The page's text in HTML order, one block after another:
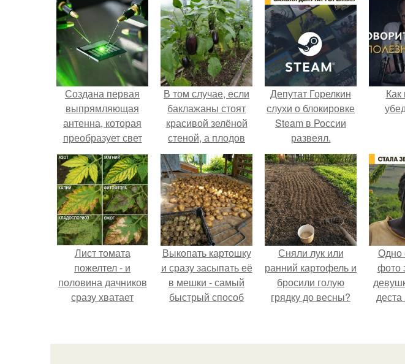
Создана первая
выпрямляющая
антенна, которая
преобразует свет
прямо в
постоянный
электрический ток.
В том случае, если
баклажаны стоят
красивой зелёной
стеной, а плодов
почти не видно -
радоваться тут
нечему.
Депутат Горелкин
слухи о блокировке
Steam в России
развеял.
Как
Лист томата
пожелтел - и
половина дачников
сразу хватает
Выкопать картошку
и сразу засыпать её
в мешки - самый
быстрый способ
порезы и больные
Сняли лук или
ранний картофель и
бросили голую
грядку до весны?
Одно
фото